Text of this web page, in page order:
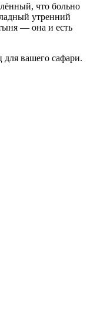
что больно
утренний
— она и есть
вашего сафари.